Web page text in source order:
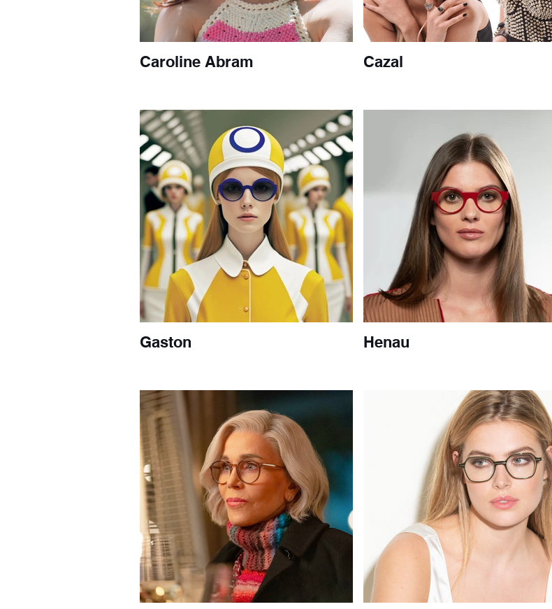
Caroline Abram Cazal
Gaston Henau